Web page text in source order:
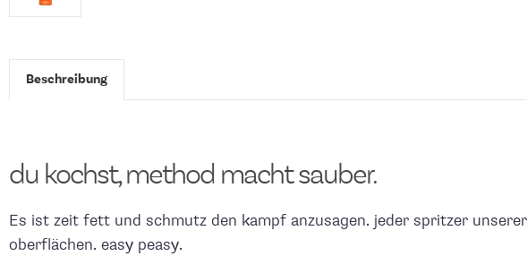
Beschreibung
du kochst, method macht sauber.
Es ist zeit fett und schmutz den kampf anzusagen. jeder spritzer
oberflächen. easy peasy.